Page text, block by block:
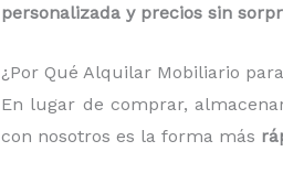
personalizada y precios sin
¿Por Qué Alquilar Mobiliario
En lugar de comprar,
con nosotros es la forma más